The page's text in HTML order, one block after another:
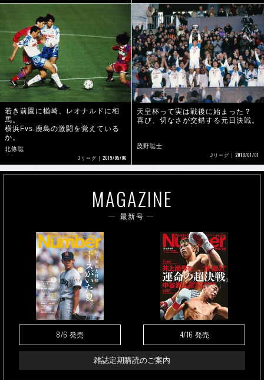
若き前園に楢崎、レオナルドに相
馬。
横浜Fvs.鹿島の激闘を覚えている
か。
北條聡
Jリーグ 2019/05/06
天皇杯って実は戦後に始まった？
喜び、切なさが交錯する元日決戦。
茂野聡士
Jリーグ 2018/01/01
MAGAZINE
最新号
8/6 発売 4/16 発売
雑誌定期購読のご案内